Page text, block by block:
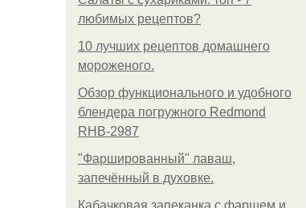
любимых рецептов?
10 лучших рецептов домашнего
мороженого.
Обзор функционального и удобного
блендера погружного Redmond
RHB-2987
"Фаршированный" лаваш,
запечённый в духовке.
Кабачковая запеканка с фаршем и